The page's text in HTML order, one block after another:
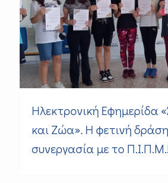
Ηλεκτρονική Εφημερίδα
και Ζώα». Η φετινή
συνεργασία με το Π.Ι.Π.Μ.!